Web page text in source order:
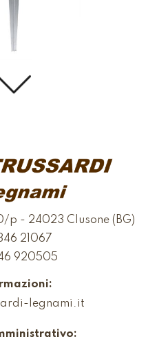
p - 24023 Clusone (BG)
21067
920505
legnami.it